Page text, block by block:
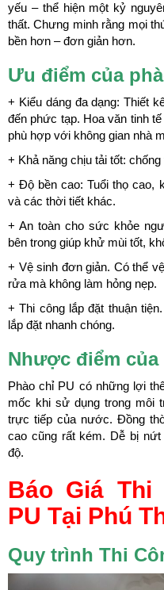
yếu – thể hiện một kỷ
thất. Chưng minh rằng mọi
bền hơn – đơn giản hơn.
Ưu điểm của
+ Kiểu dáng đa dạng: Thiết
đến phức tạp. Hoa văn tinh
phù hợp với không gian nhà
+ Khả năng chịu tải tốt:
+ Độ bền cao: Tuổi thọ cao,
và các thời tiết khác.
+ An toàn cho sức khỏe
bên trong giúp khử mùi tốt,
+ Vệ sinh đơn giản. Có thể
rửa mà không làm hỏng nẹp.
+ Thi công lắp đặt thuận
lắp đặt nhanh chóng.
Nhược điểm của
Phào chỉ PU có những lợi
mốc khi sử dụng trong môi
trực tiếp của nước. Đồng
cao cũng rất kém. Dễ bị nứt
độ.
Báo Giá Thi
PU Tại Phú
Quy trình Thi